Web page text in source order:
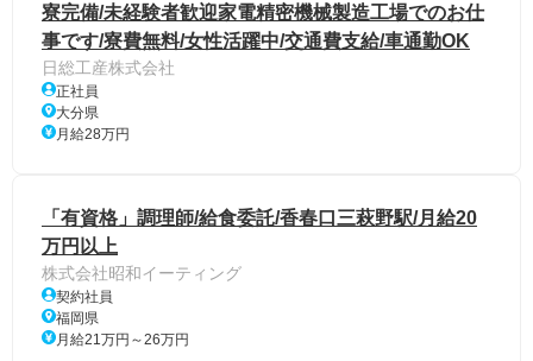
寮完備/未経験者歓迎家電精密機械製造工場でのお仕
事です/寮費無料/女性活躍中/交通費支給/車通勤OK
日総工産株式会社
正社員
大分県
月給28万円
「有資格」調理師/給食委託/香春口三萩野駅/月給20
万円以上
株式会社昭和イーティング
契約社員
福岡県
月給21万円～26万円